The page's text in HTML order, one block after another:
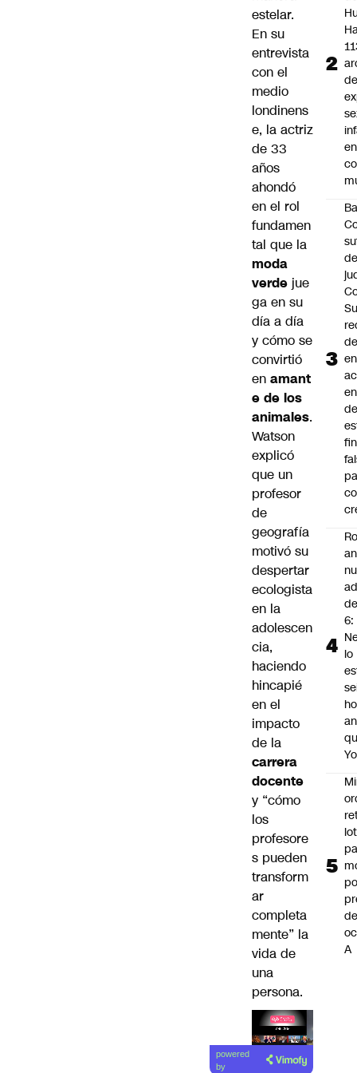
estelar.
En su
entrevista
con el
medio
londinens
e, la actriz
de 33
años
ahondó
en el rol
fundamen
tal que la
moda
verde jue
ga en su
día a día
y cómo se
convirtió
en amant
e de los
animales.
Watson
explicó
que un
profesor
de
geografía
motivó su
despertar
ecologista
en la
adolescen
cia,
haciendo
hincapié
en el
impacto
de la
carrera
docente
y “cómo
los
profesore
s pueden
transform
ar
completa
mente” la
vida de
una
persona.
Lea el
artículo
powered
by
de
en
de
6:
lo
de
A